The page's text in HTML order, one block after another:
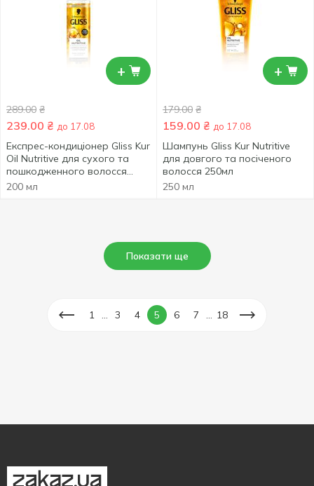
+
289.00 ₴
239.00 ₴ до 17.08
Експрес-кондиціонер Gliss Kur
Oil Nutritive для сухого та
пошкодженного волосся
200мл
200 мл
+
179.00 ₴
159.00 ₴ до 17.08
Шампунь Gliss Kur Nutritive
для довгого та посіченого
волосся 250мл
250 мл
Показати ще
1 3 4 5 6 7 18